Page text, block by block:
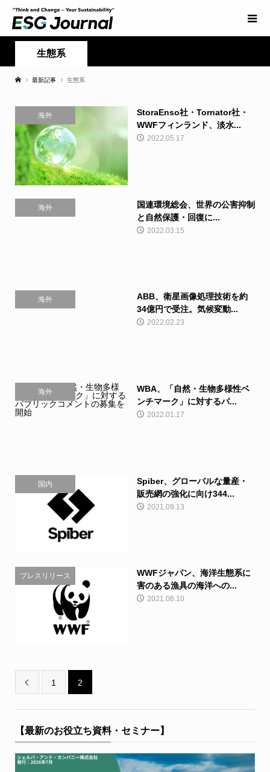
生態系
最新記事 生態系
海外
StoraEnso社・Tornator社・
WWFフィンランド、淡水...
2022.05.17
海外
国連環境総会、世界の公害抑制
と自然保護・回復に...
2022.03.15
海外
ABB、衛星画像処理技術を約
34億円で受注。気候変動...
2022.02.23
海外
WBA、「自然・生物多様性ベ
ンチマーク」に対するパ...
2022.01.17
国内
Spiber、グローバルな量産・
販売網の強化に向け344...
2021.09.13
プレスリリース
WWFジャパン、海洋生態系に
害のある漁具の海洋への...
2021.08.10
 1 2
【最新のお役立ち資料・セミナー】